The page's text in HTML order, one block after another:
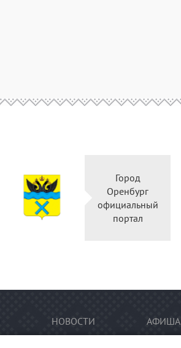
Город
Оренбург
официальный
портал
НОВОСТИ АФИША